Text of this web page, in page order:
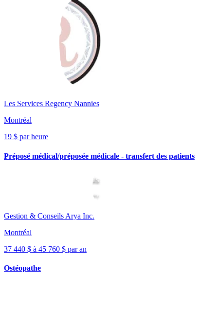
Les Services Regency Nannies
Montréal
19 $ par heure
Préposé médical/préposée médicale - transfert des patients
Gestion & Conseils Arya Inc.
Montréal
37 440 $ à 45 760 $ par an
Ostéopathe